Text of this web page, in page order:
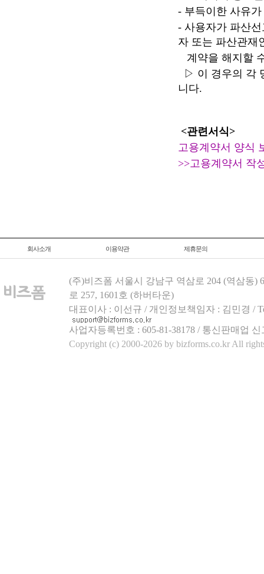
- 부득이한 사유
- 사용자가 파산
자 또는 파산관재
계약을 해지할
▷ 이 경우의 각
니다.
<관련서식>
고용계약서 양식
>>고용계약서 작
회사소개 이용약관 제휴문의
(주)비즈폼 서울시 강남구 역삼로 204 (역삼동)
로 257, 1601호 (하버타운)
대표이사 : 이선규 / 개인정보책임자 : 김민경 /
사업자등록번호 : 605-81-38178 / 통신판매업
Copyright (c) 2000-2026 by bizforms.co.kr All